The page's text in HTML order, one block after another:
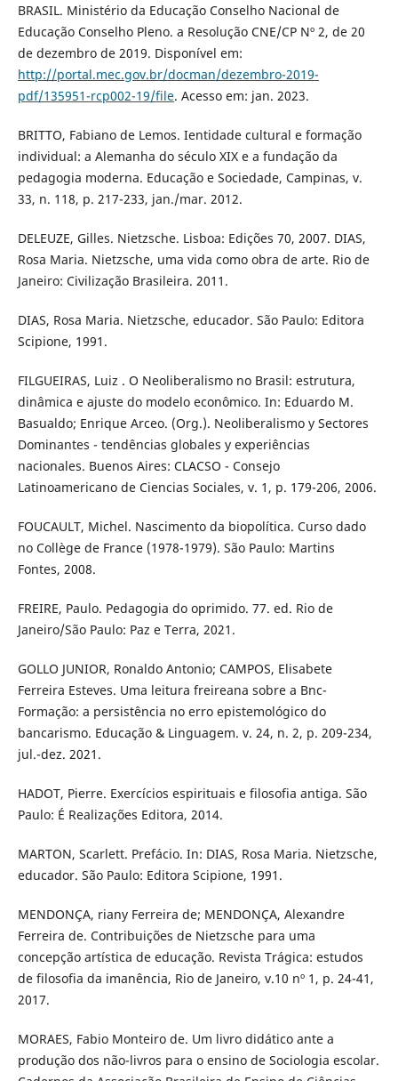
BRASIL. Ministério da Educação Conselho Nacional de
Educação Conselho Pleno. a Resolução CNE/CP Nº 2, de 20
de dezembro de 2019. Disponível em:
http://portal.mec.gov.br/docman/dezembro-2019-
pdf/135951-rcp002-19/file. Acesso em: jan. 2023.
BRITTO, Fabiano de Lemos. Ientidade cultural e formação
individual: a Alemanha do século XIX e a fundação da
pedagogia moderna. Educação e Sociedade, Campinas, v.
33, n. 118, p. 217-233, jan./mar. 2012.
DELEUZE, Gilles. Nietzsche. Lisboa: Edições 70, 2007. DIAS,
Rosa Maria. Nietzsche, uma vida como obra de arte. Rio de
Janeiro: Civilização Brasileira. 2011.
DIAS, Rosa Maria. Nietzsche, educador. São Paulo: Editora
Scipione, 1991.
FILGUEIRAS, Luiz . O Neoliberalismo no Brasil: estrutura,
dinâmica e ajuste do modelo econômico. In: Eduardo M.
Basualdo; Enrique Arceo. (Org.). Neoliberalismo y Sectores
Dominantes - tendências globales y experiências
nacionales. Buenos Aires: CLACSO - Consejo
Latinoamericano de Ciencias Sociales, v. 1, p. 179-206, 2006.
FOUCAULT, Michel. Nascimento da biopolítica. Curso dado
no Collège de France (1978-1979). São Paulo: Martins
Fontes, 2008.
FREIRE, Paulo. Pedagogia do oprimido. 77. ed. Rio de
Janeiro/São Paulo: Paz e Terra, 2021.
GOLLO JUNIOR, Ronaldo Antonio; CAMPOS, Elisabete
Ferreira Esteves. Uma leitura freireana sobre a Bnc-
Formação: a persistência no erro epistemológico do
bancarismo. Educação & Linguagem. v. 24, n. 2, p. 209-234,
jul.-dez. 2021.
HADOT, Pierre. Exercícios espirituais e filosofia antiga. São
Paulo: É Realizações Editora, 2014.
MARTON, Scarlett. Prefácio. In: DIAS, Rosa Maria. Nietzsche,
educador. São Paulo: Editora Scipione, 1991.
MENDONÇA, riany Ferreira de; MENDONÇA, Alexandre
Ferreira de. Contribuições de Nietzsche para uma
concepção artística de educação. Revista Trágica: estudos
de filosofia da imanência, Rio de Janeiro, v.10 nº 1, p. 24-41,
2017.
MORAES, Fabio Monteiro de. Um livro didático ante a
produção dos não-livros para o ensino de Sociologia escolar.